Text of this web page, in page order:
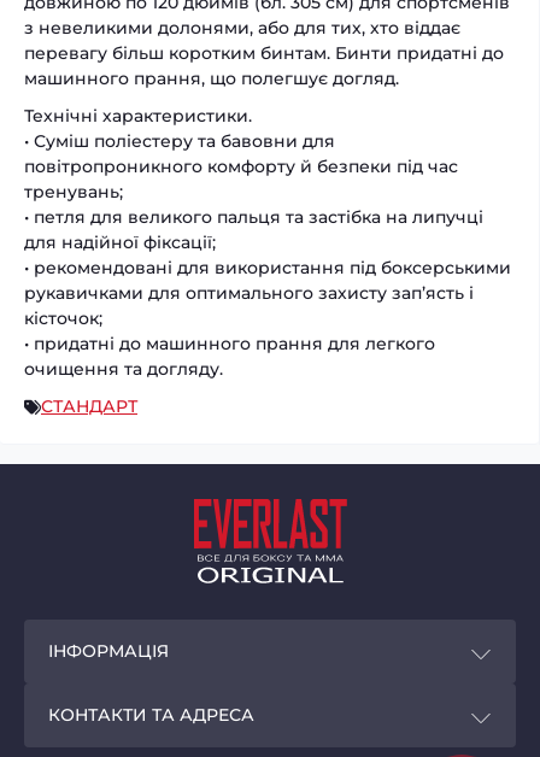
з невеликими долонями, або для тих, хто віддає
перевагу більш коротким бинтам. Бинти придатні до
машинного прання, що полегшує догляд.
Технічні характеристики.
• Суміш поліестеру та бавовни для
повітропроникного комфорту й безпеки під час
тренувань;
• петля для великого пальця та застібка на липучці
для надійної фіксації;
• рекомендовані для використання під боксерськими
рукавичками для оптимального захисту зап’ясть і
кісточок;
• придатні до машинного прання для легкого
очищення та догляду.
СТАНДАРТ
ІНФОРМАЦІЯ
КОНТАКТИ ТА АДРЕСА